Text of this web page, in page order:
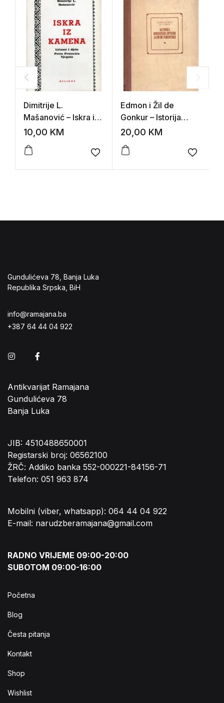
Dimitrije L.
Mašanović – Iskra iz
kamena
10,00 KM
Add to wishlist
Edmon i Žil de
Gonkur – Istorija
francuskog društva
20,00 KM
Add to
Gundulićeva 78, Banja Luka
Republika Srpska, BiH
info@ramajana.ba
+387 64 44 04 922
Instagram
Antikvarijat Ramajana
Gundulićeva 78
Banja Luka
JIB: 4510488650001
Registarski broj: 06562100
ŽRČ: Addiko banka 552-000221-84156-71
Telefon: 051 963 874
Mobilni (viber, whatsapp): 064 44 04 922
E-mail: narudzberamajana@gmail.com
RADNO VRIJEME 09:00-20:00
SUBOTOM 09:00-16:00
Početna
Blog
Česta pitanja
Kontakt
Shop
Wishlist